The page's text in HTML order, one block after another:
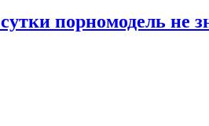
порномодель не